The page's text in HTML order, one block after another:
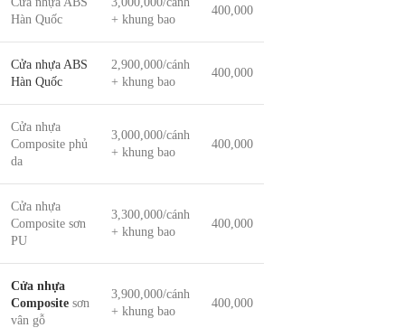
Hàn Quốc
+ khung bao
400,000
Cửa nhựa ABS
Hàn Quốc
2,900,000/cánh
+ khung bao
400,000
Cửa nhựa
Composite phủ
da
3,000,000/cánh
+ khung bao
400,000
Cửa nhựa
Composite sơn
PU
3,300,000/cánh
+ khung bao
400,000
Cửa nhựa
Composite sơn
vân gỗ
3,900,000/cánh
+ khung bao
400,000